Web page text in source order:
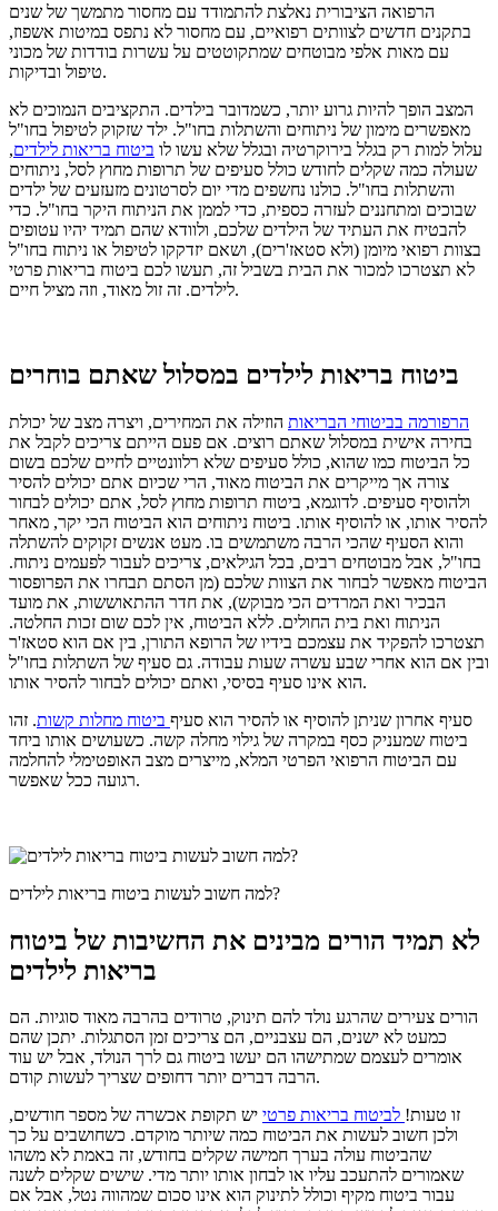
הרפואה הציבורית נאלצת להתמודד עם מחסור מתמשך של שנים
בתקנים חדשים לצוותים רפואיים, עם מחסור לא נתפס במיטות אשפוז,
עם מאות אלפי מבוטחים שמתקוטטים על עשרות בודדות של מכוני
טיפול ובדיקות.
המצב הופך להיות גרוע יותר, כשמדובר בילדים. התקציבים הנמוכים לא
מאפשרים מימון של ניתוחים והשתלות בחו"ל. ילד שזקוק לטיפול בחו"ל
עלול למות רק בגלל בירוקרטיה ובגלל שלא עשו לו ביטוח בריאות לילדים,
שעולה כמה שקלים לחודש כולל סעיפים של תרופות מחוץ לסל, ניתוחים
והשתלות בחו"ל. כולנו נחשפים מדי יום לסרטונים מזעזעים של ילדים
שבוכים ומתחננים לעזרה כספית, כדי לממן את הניתוח היקר בחו"ל. כדי
להבטיח את העתיד של הילדים שלכם, ולוודא שהם תמיד יהיו עטופים
בצוות רפואי מיומן (ולא סטאז'רים), ושאם יזדקקו לטיפול או ניתוח בחו"ל
לא תצטרכו למכור את הבית בשביל זה, תעשו לכם ביטוח בריאות פרטי
לילדים. זה זול מאוד, וזה מציל חיים.
ביטוח בריאות לילדים במסלול שאתם בוחרים
הרפורמה בביטוחי הבריאות הוזילה את המחירים, ויצרה מצב של יכולת
בחירה אישית במסלול שאתם רוצים. אם פעם הייתם צריכים לקבל את
כל הביטוח כמו שהוא, כולל סעיפים שלא רלוונטיים לחיים שלכם בשום
צורה אך מייקרים את הביטוח מאוד, הרי שכיום אתם יכולים להסיר
ולהוסיף סעיפים. לדוגמא, ביטוח תרופות מחוץ לסל, אתם יכולים לבחור
להסיר אותו, או להוסיף אותו. ביטוח ניתוחים הוא הביטוח הכי יקר, מאחר
והוא הסעיף שהכי הרבה משתמשים בו. מעט אנשים זקוקים להשתלה
בחו"ל, אבל מבוטחים רבים, בכל הגילאים, צריכים לעבור לפעמים ניתוח.
הביטוח מאפשר לבחור את הצוות שלכם (מן הסתם תבחרו את הפרופסור
הבכיר ואת המרדים הכי מבוקש), את חדר ההתאוששות, את מועד
הניתוח ואת בית החולים. ללא הביטוח, אין לכם שום זכות החלטה.
תצטרכו להפקיד את עצמכם בידיו של הרופא התורן, בין אם הוא סטאז'ר
ובין אם הוא אחרי שבע עשרה שעות עבודה. גם סעיף של השתלות בחו"ל
הוא אינו סעיף בסיסי, ואתם יכולים לבחור להסיר אותו.
סעיף אחרון שניתן להוסיף או להסיר הוא סעיף ביטוח מחלות קשות. זהו
ביטוח שמעניק כסף במקרה של גילוי מחלה קשה. כשעושים אותו ביחד
עם הביטוח הרפואי הפרטי המלא, מייצרים מצב האופטימלי להחלמה
רגועה ככל שאפשר.
למה חשוב לעשות ביטוח בריאות לילדים?
לא תמיד הורים מבינים את החשיבות של ביטוח
בריאות לילדים
הורים צעירים שהרגע נולד להם תינוק, טרודים בהרבה מאוד סוגיות. הם
כמעט לא ישנים, הם עצבניים, הם צריכים זמן הסתגלות. יתכן שהם
אומרים לעצמם שמתישהו הם יעשו ביטוח גם לרך הנולד, אבל יש עוד
הרבה דברים יותר דחופים שצריך לעשות קודם.
זו טעות! לביטוח בריאות פרטי יש תקופת אכשרה של מספר חודשים,
ולכן חשוב לעשות את הביטוח כמה שיותר מוקדם. כשחושבים על כך
שהביטוח עולה בערך חמישה שקלים בחודש, זה באמת לא משהו
שאמורים להתעכב עליו או לבחון אותו יותר מדי. שישים שקלים לשנה
עבור ביטוח מקיף וכולל לתינוק הוא אינו סכום שמהווה נטל, אבל אם